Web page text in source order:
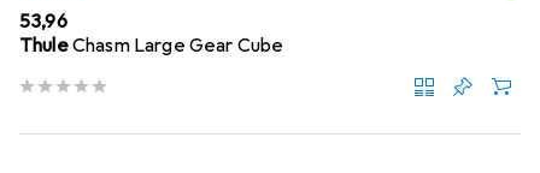
EUR
53,96
ThuleChasm Large Gear Cube